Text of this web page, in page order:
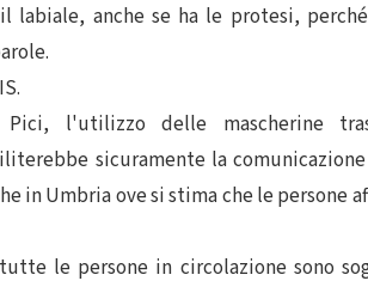
labiale, anche se ha le protesi,
l'utilizzo delle mascherine
sicuramente la
in Umbria ove si stima che le persone
le persone in circolazione sono